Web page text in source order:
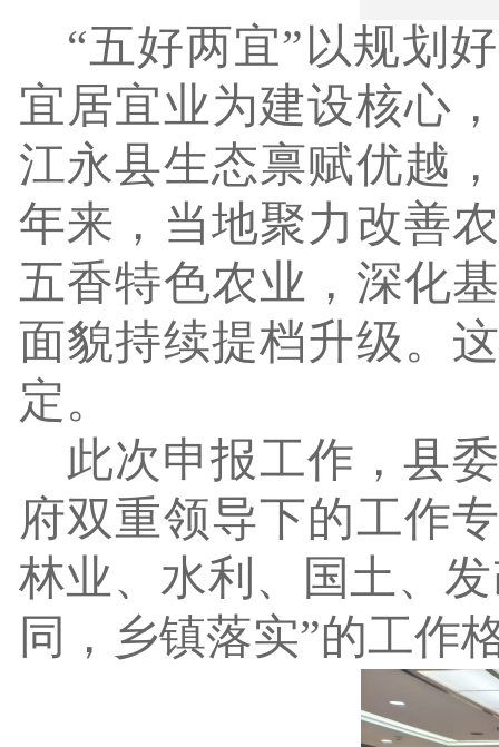
“五好两宜”以规划
宜居宜业为建设核心
江永县生态禀赋优越
年来，当地聚力改善
五香特色农业，深化
面貌持续提档升级。
定。
此次申报工作，县
府双重领导下的工作
林业、水利、国土、
同，乡镇落实”的工作